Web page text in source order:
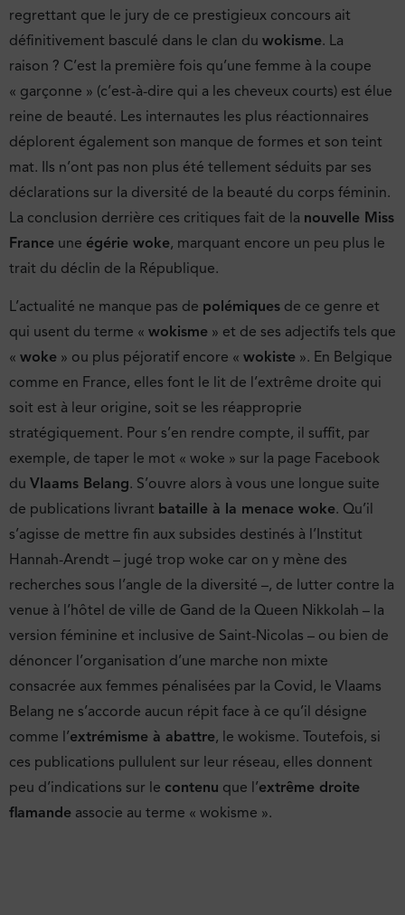
regrettant que le jury de ce prestigieux concours ait
définitivement basculé dans le clan du wokisme. La
raison ? C’est la première fois qu’une femme à la coupe
« garçonne » (c’est-à-dire qui a les cheveux courts) est élue
reine de beauté. Les internautes les plus réactionnaires
déplorent également son manque de formes et son teint
mat. Ils n’ont pas non plus été tellement séduits par ses
déclarations sur la diversité de la beauté du corps féminin.
La conclusion derrière ces critiques fait de la nouvelle Miss
France une égérie woke, marquant encore un peu plus le
trait du déclin de la République.
L’actualité ne manque pas de polémiques de ce genre et
qui usent du terme « wokisme » et de ses adjectifs tels que
« woke » ou plus péjoratif encore « wokiste ». En Belgique
comme en France, elles font le lit de l’extrême droite qui
soit est à leur origine, soit se les réapproprie
stratégiquement. Pour s’en rendre compte, il suffit, par
exemple, de taper le mot « woke » sur la page Facebook
du Vlaams Belang. S’ouvre alors à vous une longue suite
de publications livrant bataille à la menace woke. Qu’il
s’agisse de mettre fin aux subsides destinés à l’Institut
Hannah-Arendt – jugé trop woke car on y mène des
recherches sous l’angle de la diversité –, de lutter contre la
venue à l’hôtel de ville de Gand de la Queen Nikkolah – la
version féminine et inclusive de Saint-Nicolas – ou bien de
dénoncer l’organisation d’une marche non mixte
consacrée aux femmes pénalisées par la Covid, le Vlaams
Belang ne s’accorde aucun répit face à ce qu’il désigne
comme l’extrémisme à abattre, le wokisme. Toutefois, si
ces publications pullulent sur leur réseau, elles donnent
peu d’indications sur le contenu que l’extrême droite
flamande associe au terme « wokisme ».